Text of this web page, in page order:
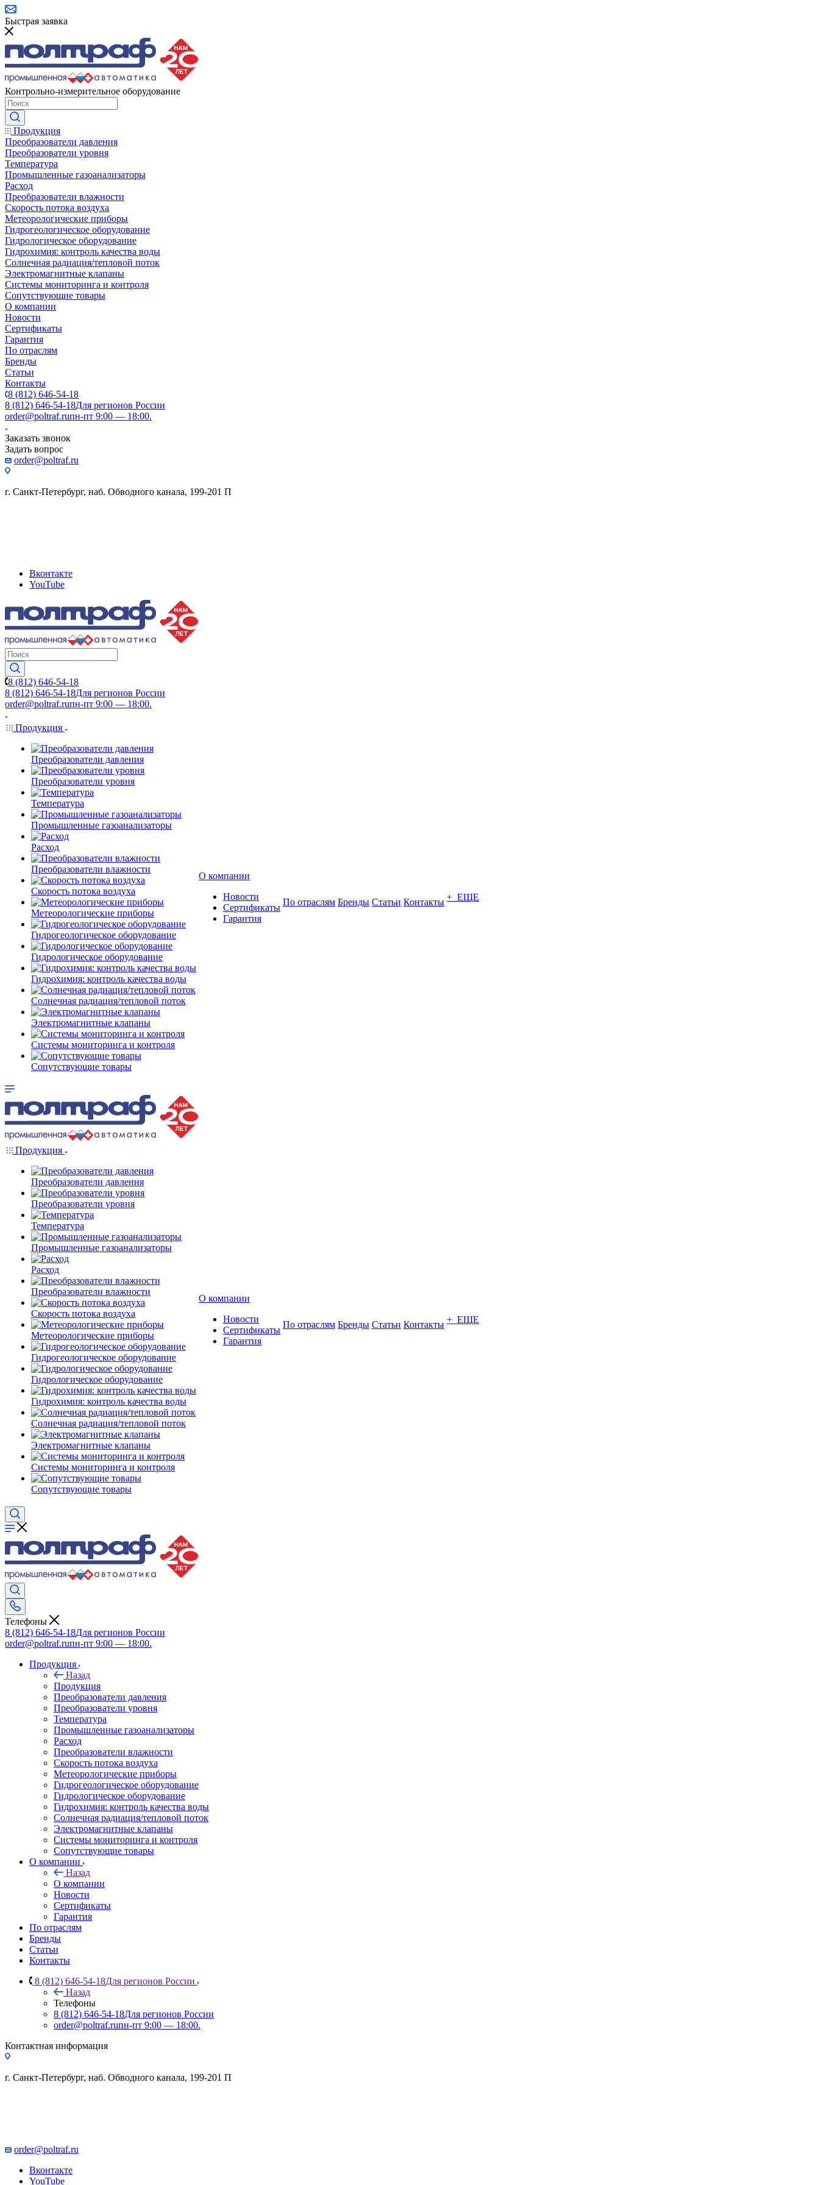
Быстрая заявка
Контрольно-измерительное оборудование
Продукция
Преобразователи давления
Преобразователи уровня
Температура
Промышленные газоанализаторы
Расход
Преобразователи влажности
Скорость потока воздуха
Метеорологические приборы
Гидрогеологическое оборудование
Гидрологическое оборудование
Гидрохимия: контроль качества воды
Солнечная радиация/тепловой поток
Электромагнитные клапаны
Системы мониторинга и контроля
Сопутствующие товары
О компании
Новости
Сертификаты
Гарантия
По отраслям
Бренды
Статьи
Контакты
8 (812) 646-54-18
8 (812) 646-54-18Для регионов России
order@poltraf.ruпн-пт 9:00 — 18:00.
Заказать звонок
Задать вопрос
order@poltraf.ru
г. Санкт-Петербург, наб. Обводного канала, 199-201 П
Вконтакте
YouTube
8 (812) 646-54-18
8 (812) 646-54-18Для регионов России
order@poltraf.ruпн-пт 9:00 — 18:00.
Продукция
Преобразователи давления
Преобразователи уровня
Температура
Промышленные газоанализаторы
Расход
Преобразователи влажности
Скорость потока воздуха
Метеорологические приборы
Гидрогеологическое оборудование
Гидрологическое оборудование
Гидрохимия: контроль качества воды
Солнечная радиация/тепловой поток
Электромагнитные клапаны
Системы мониторинга и контроля
Сопутствующие товары
О компании
Новости
Сертификаты
Гарантия
По отраслям Бренды Статьи Контакты + ЕЩЕ
Продукция
Преобразователи давления
Преобразователи уровня
Температура
Промышленные газоанализаторы
Расход
Преобразователи влажности
Скорость потока воздуха
Метеорологические приборы
Гидрогеологическое оборудование
Гидрологическое оборудование
Гидрохимия: контроль качества воды
Солнечная радиация/тепловой поток
Электромагнитные клапаны
Системы мониторинга и контроля
Сопутствующие товары
О компании
Новости
Сертификаты
Гарантия
По отраслям Бренды Статьи Контакты + ЕЩЕ
Телефоны
8 (812) 646-54-18Для регионов России
order@poltraf.ruпн-пт 9:00 — 18:00.
Продукция
Назад
Продукция
Преобразователи давления
Преобразователи уровня
Температура
Промышленные газоанализаторы
Расход
Преобразователи влажности
Скорость потока воздуха
Метеорологические приборы
Гидрогеологическое оборудование
Гидрологическое оборудование
Гидрохимия: контроль качества воды
Солнечная радиация/тепловой поток
Электромагнитные клапаны
Системы мониторинга и контроля
Сопутствующие товары
О компании
Назад
О компании
Новости
Сертификаты
Гарантия
По отраслям
Бренды
Статьи
Контакты
8 (812) 646-54-18Для регионов России
Назад
Телефоны
8 (812) 646-54-18Для регионов России
order@poltraf.ruпн-пт 9:00 — 18:00.
Контактная информация
г. Санкт-Петербург, наб. Обводного канала, 199-201 П
order@poltraf.ru
Вконтакте
YouTube